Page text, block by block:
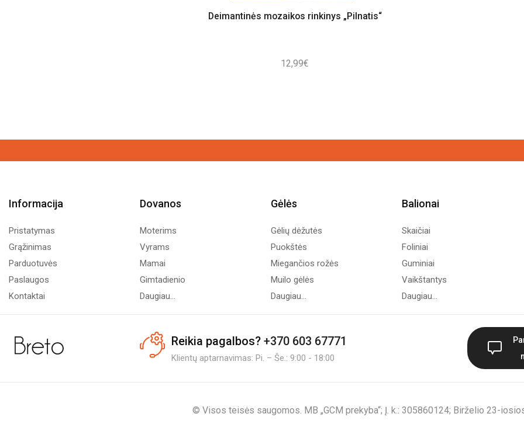
Deimantinės mozaikos rinkinys „Pilnatis“
12,99€
Informacija
Pristatymas
Grąžinimas
Parduotuvės
Paslaugos
Kontaktai
Dovanos
Moterims
Vyrams
Mamai
Gimtadienio
Daugiau...
Gėlės
Gėlių dėžutės
Puokštės
Miegančios rožės
Muilo gėlės
Daugiau...
Balionai
Skaičiai
Foliniai
Guminiai
Vaikštantys
Daugiau...
Reikia pagalbos? +370 603 67771
Klientų aptarnavimas: Pi. – Še.: 9:00 - 18:00
© Visos teisės saugomos. MB „GCM prekyba“; Į. k.: 305860124; Birželio 23-